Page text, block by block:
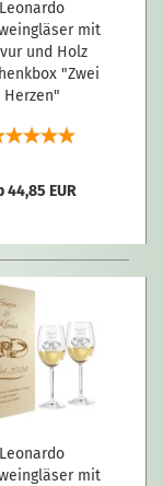
Leonardo
mit
und Holz
"Zwei
Herzen"
44,85 EUR
Leonardo
mit